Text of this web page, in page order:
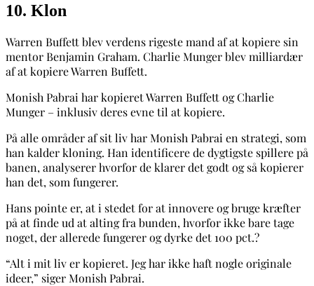
10. Klon
Warren Buffett blev verdens rigeste mand af at kopiere sin
mentor Benjamin Graham. Charlie Munger blev milliardær
af at kopiere Warren Buffett.
Monish Pabrai har kopieret Warren Buffett og Charlie
Munger – inklusiv deres evne til at kopiere.
På alle områder af sit liv har Monish Pabrai en strategi, som
han kalder kloning. Han identificere de dygtigste spillere på
banen, analyserer hvorfor de klarer det godt og så kopierer
han det, som fungerer.
Hans pointe er, at i stedet for at innovere og bruge kræfter
på at finde ud at alting fra bunden, hvorfor ikke bare tage
noget, der allerede fungerer og dyrke det 100 pct.?
“Alt i mit liv er kopieret. Jeg har ikke haft nogle originale
ideer,” siger Monish Pabrai.